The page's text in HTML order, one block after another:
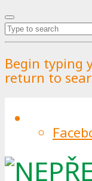
Begin typing
return to
Úklid v
může čím